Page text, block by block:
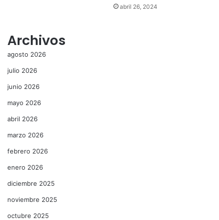
abril 26, 2024
Archivos
agosto 2026
julio 2026
junio 2026
mayo 2026
abril 2026
marzo 2026
febrero 2026
enero 2026
diciembre 2025
noviembre 2025
octubre 2025